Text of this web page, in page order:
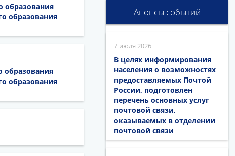
образования
образования
образования
образования
Анонсы событий
7 июля 2026
В целях информирования
населения о возможностях
предоставляемых Почтой
России, подготовлен
перечень основных услуг
почтовой связи,
оказываемых в отделении
почтовой связи